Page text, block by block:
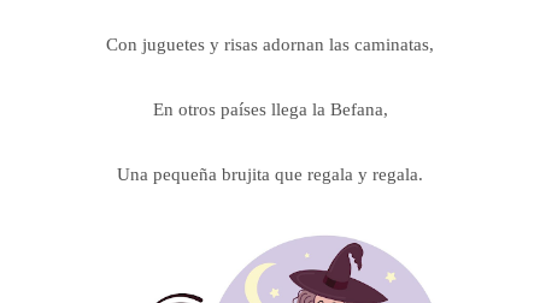
Con juguetes y risas adornan las caminatas,
En otros países llega la Befana,
Una pequeña brujita que regala y regala.